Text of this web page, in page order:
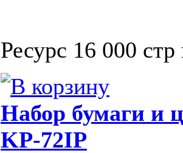
Ресурс 16 000
Набор бумаги и
KP-72IP